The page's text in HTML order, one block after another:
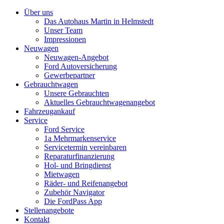
Über uns
Das Autohaus Martin in Helmstedt
Unser Team
Impressionen
Neuwagen
Neuwagen-Angebot
Ford Autoversicherung
Gewerbepartner
Gebrauchtwagen
Unsere Gebrauchten
Aktuelles Gebrauchtwagenangebot
Fahrzeugankauf
Service
Ford Service
1a Mehrmarkenservice
Servicetermin vereinbaren
Reparaturfinanzierung
Hol- und Bringdienst
Mietwagen
Räder- und Reifenangebot
Zubehör Navigator
Die FordPass App
Stellenangebote
Kontakt